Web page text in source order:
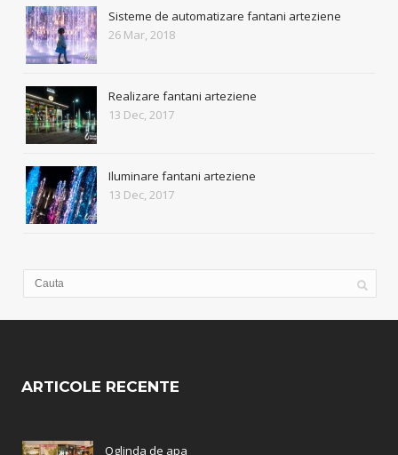
Sisteme de automatizare fantani arteziene
26 Mar, 2018
Realizare fantani arteziene
13 Dec, 2017
Iluminare fantani arteziene
13 Dec, 2017
ARTICOLE RECENTE
Oglinda de apa